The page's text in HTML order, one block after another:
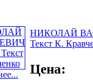
НИКОЛАЙ
Текст К.
Цена: